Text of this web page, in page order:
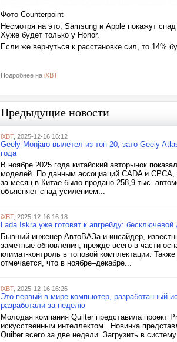
Фото Counterpoint
Несмотря на это, Samsung и Apple покажут
Хуже будет только у Honor.
Если же вернуться к расстановке сил, то 14%
Подробнее на iXBT
Предыдущие новости
iXBT, 2025-12-16 16:12
Geely Monjaro вылетел из топ-20, зато Geely
года
В ноябре 2025 года китайский авторынок
моделей. По данным ассоциаций CADA и CPCA,
за месяц в Китае было продано 258,9 тыс.
объясняет спад усилением...
iXBT, 2025-12-16 16:18
Lada Iskra уже готовят к апгрейду:
Бывший инженер АвтоВАЗа и инсайдер,
заметные обновления, прежде всего в части
климат-контроль в топовой комплектации.
отмечается, что в ноябре–декабре...
iXBT, 2025-12-16 16:26
Это первый в мире компьютер, разработанный
разработали за неделю
Молодая компания Quilter представила проект
искусственным интеллектом. Новинка
Quilter всего за две недели. Загрузить в